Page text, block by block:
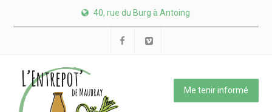
40, rue du Burg à Antoing
Me tenir informé